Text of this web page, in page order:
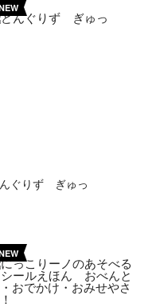
ぐりず ぎゅっ